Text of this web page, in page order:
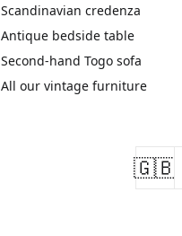
Scandinavian credenza
Antique bedside table
Second-hand Togo sofa
All our vintage furniture
🇬🇧